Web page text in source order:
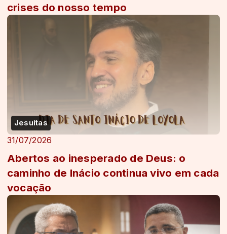
crises do nosso tempo
Jesuítas
31/07/2026
Abertos ao inesperado de Deus: o
caminho de Inácio continua vivo em cada
vocação